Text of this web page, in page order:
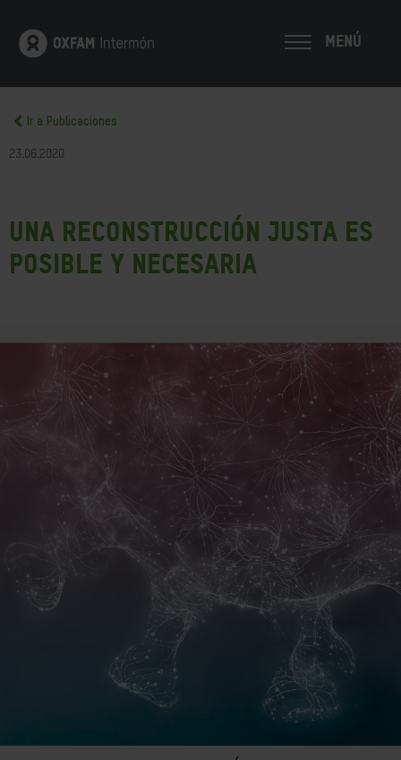
MENÚ
Ir a Publicaciones
23.06.2020
Una reconstrucción justa es
posible y necesaria